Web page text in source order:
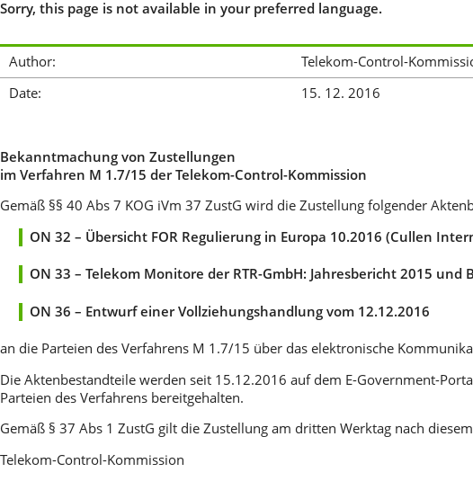
Sorry, this page is not available in your preferred language.
Author:
Telekom-Control-
Date:
15. 12. 2016
Bekanntmachung von Zustellungen
im Verfahren M 1.7/15 der Telekom-Control-Kommission
Gemäß §§ 40 Abs 7 KOG iVm 37 ZustG wird die Zustellung folgender
ON 32 – Übersicht FOR Regulierung in Europa 10.2016 (Cullen
ON 33 – Telekom Monitore der RTR-GmbH: Jahresbericht 2015 und
ON 36 – Entwurf einer Vollziehungshandlung vom 12.12.2016
an die Parteien des Verfahrens M 1.7/15 über das elektronische
Die Aktenbestandteile werden seit 15.12.2016 auf dem E-Government-
Parteien des Verfahrens bereitgehalten.
Gemäß § 37 Abs 1 ZustG gilt die Zustellung am dritten Werktag nach
Telekom-Control-Kommission